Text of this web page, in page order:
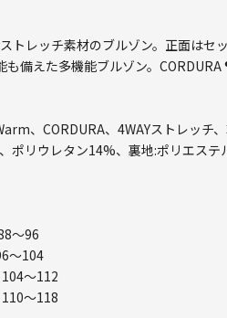
トレッチ素材のブルゾン。正面は
備えた多機能ブルゾン。
、CORDURA、4WAYストレッチ
リウレタン14%、裏地:ポリエステ
～96
～104
～112
～118